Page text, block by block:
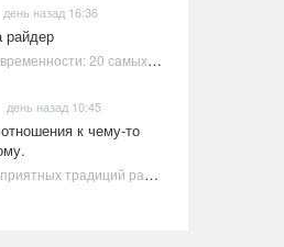
день назад 16:36
райдер
Эталон современности: 20 самых красивых и привлекательных актрис Голливуда, по мнению Google | Ультрамарин
день назад 10:45
к чему-то
13 нелицеприятных традиций разных стран, которые могут шокировать неподготовленного человека